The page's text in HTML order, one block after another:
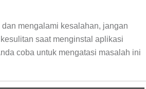
mengalami kesalahan, jangan
saat menginstal aplikasi
coba untuk mengatasi masalah ini